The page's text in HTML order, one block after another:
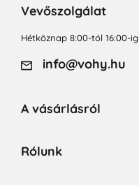
Vevőszolgálat
Hétköznap 8:00-tól 16:00-ig
info@vohy.hu
A vásárlásról
Rólunk